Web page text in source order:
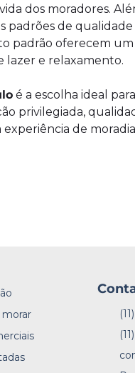
dos moradores.
padrões de
padrão oferecem
lazer e relaxamento.
é a escolha ideal
privilegiada,
de
morar